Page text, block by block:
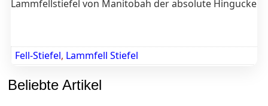
Lammfellstiefel von Manitobah der absolute Hingucker
Fell-Stiefel, Lammfell Stiefel
Beliebte Artikel